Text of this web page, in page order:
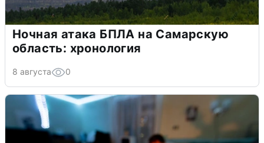
Ночная атака БПЛА на Самарскую
область: хронология
8 августа 0